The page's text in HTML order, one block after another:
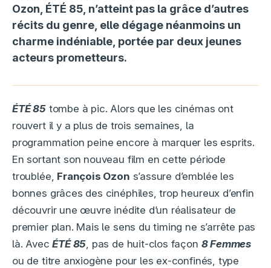
Ozon, ÉTÉ 85, n’atteint pas la grâce d’autres
récits du genre, elle dégage néanmoins un
charme indéniable, portée par deux jeunes
acteurs prometteurs.
ÉTÉ85tombe à pic. Alors que les cinémas ont
rouvert il y a plus de trois semaines, la
programmation peine encore à marquer les esprits.
En sortant son nouveau film en cette période
troublée, François Ozon s’assure d’emblée les
bonnes grâces des cinéphiles, trop heureux d’enfin
découvrir une œuvre inédite d’un réalisateur de
premier plan. Mais le sens du timing ne s’arrête pas
là. AvecÉTÉ 85, pas de huit-clos façon 8 Femmes
ou de titre anxiogène pour les ex-confinés, type